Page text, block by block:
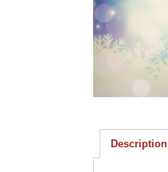
Description